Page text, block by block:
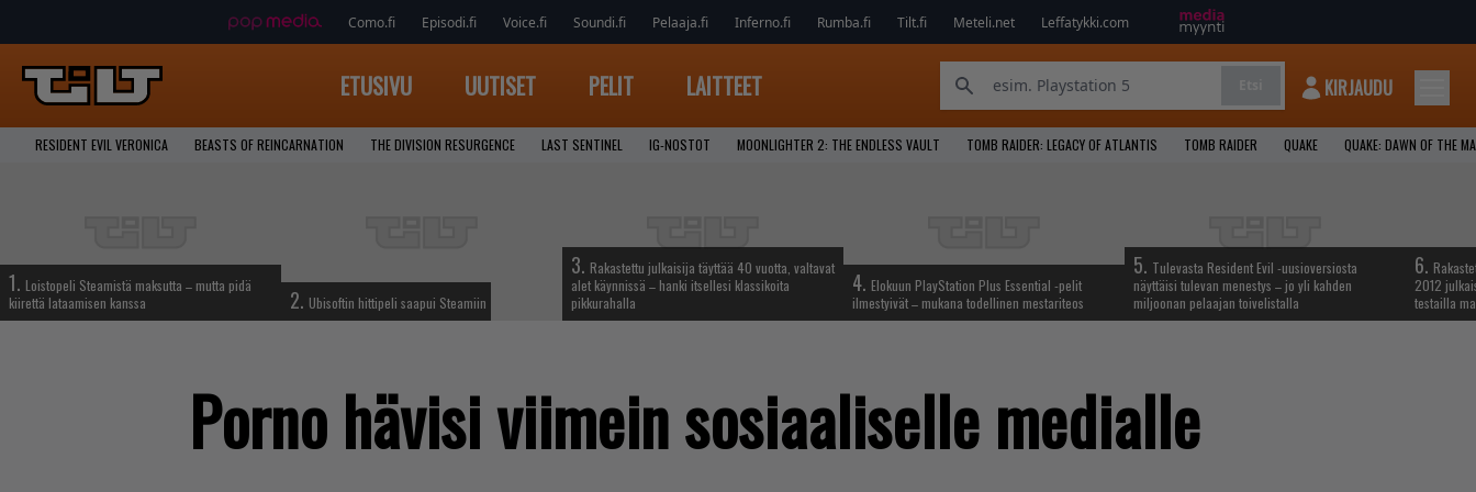
Como.fi Episodi.fi Voice.fi Soundi.fi Pelaaja.fi Inferno.fi Rumba.fi Tilt.fi Meteli.net Leffatykki.com
ETUSIVU UUTISET PELIT LAITTEET KIRJAUDU
RESIDENT EVIL VERONICA BEASTS OF REINCARNATION THE DIVISION RESURGENCE LAST SENTINEL IG-NOSTOT MOONLIGHTER 2: THE ENDLESS VAULT TOMB RAIDER: LEGACY OF ATLANTIS TOMB RAIDER QUAKE QUAKE: DAWN OF THE
1. Loistopeli Steamistä maksutta – mutta pidä
kiirettä lataamisen kanssa
2. Ubisoftin hittipeli saapui Steamiin
3. Rakastettu julkaisija täyttää 40 vuotta, valtavat
alet käynnissä – hanki itsellesi klassikoita
pikkurahalla
4. Elokuun PlayStation Plus Essential -pelit
ilmestyivät – mukana todellinen mestariteos
5. Tulevasta Resident Evil -uusioversiosta
näyttäisi tulevan menestys – jo yli kahden
miljoonan pelaajan toivelistalla
6.
2012
testailla
Porno hävisi viimein sosiaaliselle medialle